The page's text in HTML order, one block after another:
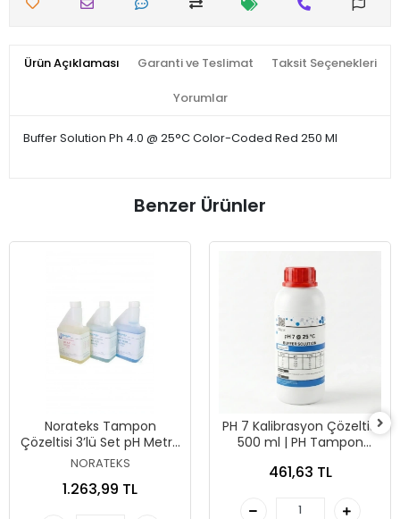
Ürün Açıklaması Garanti ve Teslimat Taksit Seçenekleri
Yorumlar
Buffer Solution Ph 4.0 @ 25°C Color-Coded Red 250 Ml
Benzer Ürünler
Norateks Tampon
Çözeltisi 3’lü Set pH Metre
Kalibrasyon Sıvısı – pH 4.01
NORATEKS
1.263,99 TL
PH 7 Kalibrasyon Çözeltisi
500 ml | PH Tampon
461,63 TL